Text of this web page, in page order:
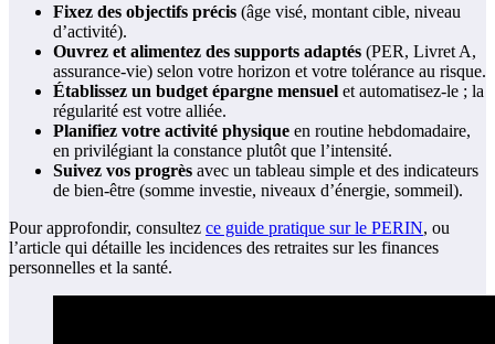
Fixez des objectifs précis (âge visé, montant cible, niveau
d’activité).
Ouvrez et alimentez des supports adaptés (PER, Livret A,
assurance-vie) selon votre horizon et votre tolérance au risque.
Établissez un budget épargne mensuel et automatisez-le ; la
régularité est votre alliée.
Planifiez votre activité physique en routine hebdomadaire,
en privilégiant la constance plutôt que l’intensité.
Suivez vos progrès avec un tableau simple et des indicateurs
de bien-être (somme investie, niveaux d’énergie, sommeil).
Pour approfondir, consultez ce guide pratique sur le PERIN, ou
l’article qui détaille les incidences des retraites sur les finances
personnelles et la santé.